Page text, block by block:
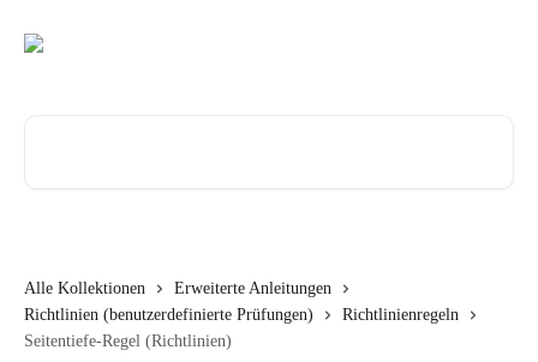
Alle Kollektionen
Erweiterte Anleitungen
Richtlinien (benutzerdefinierte Prüfungen)
Richtlinienregeln
Seitentiefe-Regel (Richtlinien)